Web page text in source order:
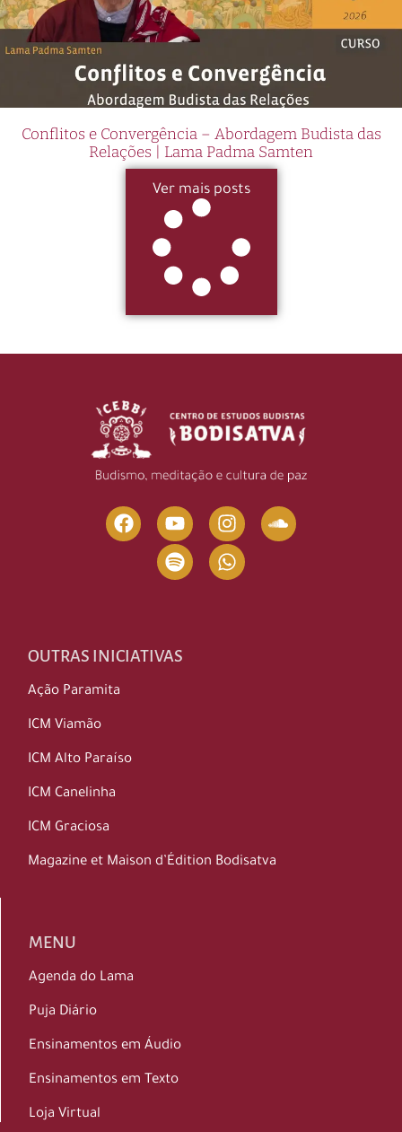
Conflitos e Convergência – Abordagem Budista das
Relações | Lama Padma Samten
Ver mais posts
OUTRAS INICIATIVAS
Ação Paramita
ICM Viamão
ICM Alto Paraíso
ICM Canelinha
ICM Graciosa
Magazine et Maison d’Édition Bodisatva
MENU
Agenda do Lama
Puja Diário
Ensinamentos em Áudio
Ensinamentos em Texto
Loja Virtual